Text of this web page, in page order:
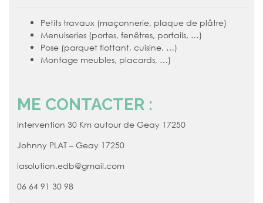
Petits travaux (maçonnerie, plaque de plâtre)
Menuiseries (portes, fenêtres, portails, …)
Pose (parquet flottant, cuisine, …)
Montage meubles, placards, …)
ME CONTACTER :
Intervention 30 Km autour de Geay 17250
Johnny PLAT – Geay 17250
lasolution.edb@gmail.com
06 64 91 30 98